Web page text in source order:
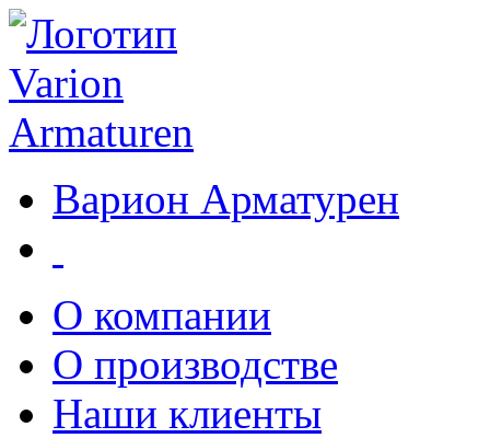
Варион Арматурен
О компании
О производстве
Наши клиенты